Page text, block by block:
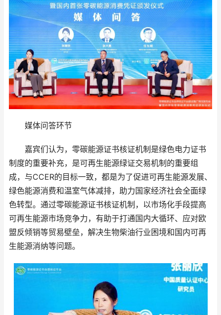
媒体问答环节
嘉宾们认为，零碳能源证书核证机制是绿色电力证书
制度的重要补充，是可再生能源绿证交易机制的重要组
成，与CCER的目标一致，都是为了促进可再生能源发展、
绿色能源消费和温室气体减排，助力国家经济社会全面绿
色转型。通过零碳能源证书核证机制，以市场化手段提高
可再生能源市场竞争力，有助于打通国内大循环、应对欧
盟反倾销等贸易壁垒，解决生物柴油行业困境和国内可再
生能源消纳等问题。